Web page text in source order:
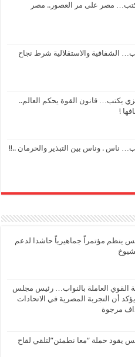
مصر على مر العصور.. مصر
الشفافية والاستقلالية شرط نجاح
يكتب… قانون القوة يحكم العالم..
!
ناس . وناس بين التبذير والحرمان ..!!
ينظم مؤتمراً جماهيرياً حاشدا لدعم
القوي العاملة بالنواب… رئيس مجلس
أن التجربة المصرية في الاتحادات
مرجوة
يقود حملة “معا نطمئن”لتلقي لقاح